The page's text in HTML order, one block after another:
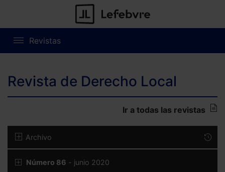
Revistas
Revista de Derecho Local
Ir a todas las revistas
Archivo
Número 86 - junio 2020